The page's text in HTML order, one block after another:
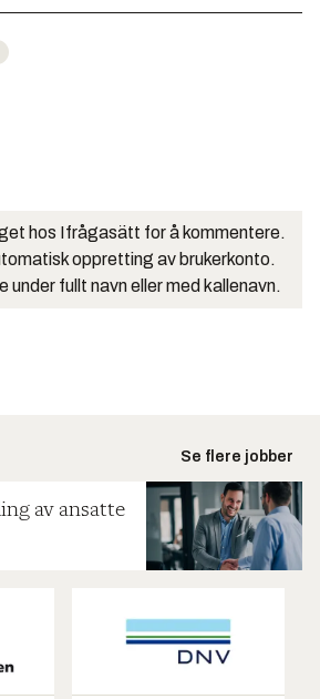
hos Ifrågasätt for å kommentere.
oppretting av brukerkonto.
under fullt navn eller med kallenavn.
Se flere jobber
av ansatte